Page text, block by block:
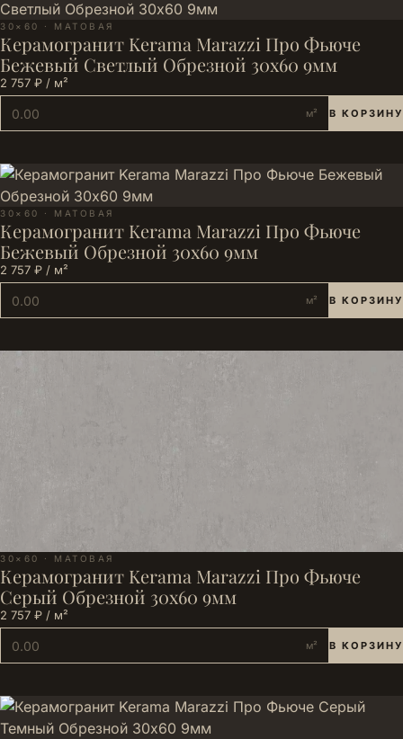
30×60 · МАТОВАЯ
Керамогранит Kerama Marazzi Про Фьюче
Бежевый Светлый Обрезной 30x60 9мм
2 757 ₽ / м²
м² В КОРЗИНУ
30×60 · МАТОВАЯ
Керамогранит Kerama Marazzi Про Фьюче
Бежевый Обрезной 30x60 9мм
2 757 ₽ / м²
м² В КОРЗИНУ
30×60 · МАТОВАЯ
Керамогранит Kerama Marazzi Про Фьюче
Серый Обрезной 30x60 9мм
2 757 ₽ / м²
м² В КОРЗИНУ